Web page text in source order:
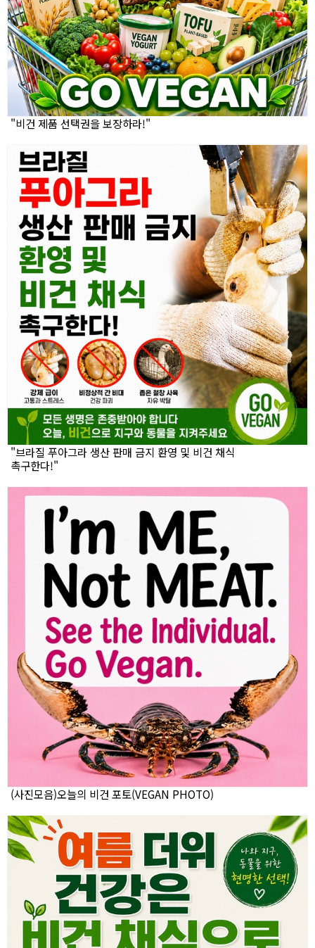
"비건 제품 선택권을 보장하라!"
"브라질 푸아그라 생산 판매 금지 환영 및 비건 채식
촉구한다!"
(사진모음)오늘의 비건 포토(VEGAN PHOTO)